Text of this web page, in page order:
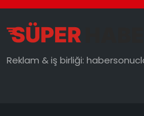
Reklam & iş birliği: